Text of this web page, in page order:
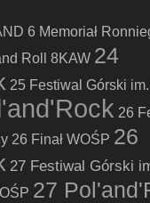
6 Memoriał
Roll
8KAW 24
25 Festiwal Górski
26
26 Finał WOŚP 26
27 Festiwal Górski
27